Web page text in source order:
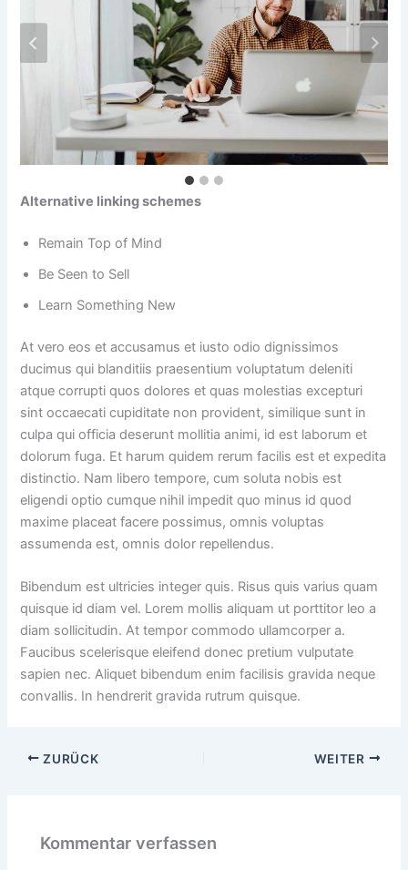
Alternative linking schemes
Remain Top of Mind
Be Seen to Sell
Learn Something New
At vero eos et accusamus et iusto odio dignissimos
ducimus qui blanditiis praesentium voluptatum deleniti
atque corrupti quos dolores et quas molestias excepturi
sint occaecati cupiditate non provident, similique sunt in
culpa qui officia deserunt mollitia animi, id est laborum et
dolorum fuga. Et harum quidem rerum facilis est et expedita
distinctio. Nam libero tempore, cum soluta nobis est
eligendi optio cumque nihil impedit quo minus id quod
maxime placeat facere possimus, omnis voluptas
assumenda est, omnis dolor repellendus.
Bibendum est ultricies integer quis. Risus quis varius quam
quisque id diam vel. Lorem mollis aliquam ut porttitor leo a
diam sollicitudin. At tempor commodo ullamcorper a.
Faucibus scelerisque eleifend donec pretium vulputate
sapien nec. Aliquet bibendum enim facilisis gravida neque
convallis. In hendrerit gravida rutrum quisque.
ZURÜCK WEITER
Kommentar verfassen